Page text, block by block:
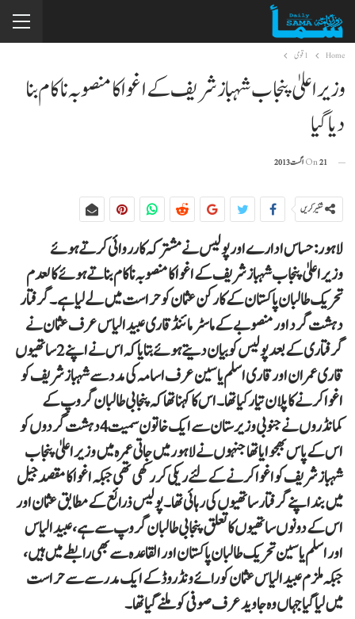
Home 1 قومی
وزیراعلیٰ پنجاب شہباز شریف کے اغوا کا منصوبہ ناکام بنا
دیا گیا
On21 اگست 2013
شئیر کریں
لاہور: حساس ادارے اور پولیس نے مشترکہ کارروائی کرتے ہوئے
وزیراعلیٰ پنجاب شہباز شریف کے اغوا کا منصوبہ ناکام بناتے ہوئے کالعدم
تحریک طالبان پاکستان کے کارکن عثمان کو حراست میں لے لیا ہے۔ گرفتار
دہشت گرد اور منصوبے کے ماسٹر مائنڈ قاری عبید الیاس عرف عثمان نے
گرفتاری کے بعد پولیس کو بیان دیتے ہوئے بتایا کہ اس نے اپنے 2 ساتھیوں
قاری عمران اور قاری اسلم یاسین عرف اسامہ کی مدد سے شہباز شریف کو
اغوا کرنے کا پلان تیار کیا تھا۔ اس کا کہنا تھا کہ پنجابی طالبان گروپ کے
کمانڈروں نے جنوبی وزیرستان سے ایک خاتون سمیت 4 دہشت گردوں کو
اس کے پاس بھجوایا تھا جنہوں نے لاہور میں جاتی عمرہ میں وزیراعلیٰ پنجاب
شہباز شریف کو اغوا کرنے کے لئے ریکی کر رکھی تھی جبکہ اغوا کا مقصد جیل
میں بند اپنے گرفتار ساتھیوں کی رہائی تھا۔ پولیس ذرائع کے مطابق عثمان اور
اس کے دونوں ساتھیوں کا تعلق پنجابی طالبان گروپ سے ہے، عبید الیاس
اور اسلم یاسین تحریک طالبان پاکستان اور القاعدہ سے بھی رابطے میں ہیں،
جبکہ ملزم عبید الیاس عثمان کو رائے ونڈ روڈ کے ایک مدرسے سے حراست
میں لیا گیا جہاں وہ جاوید عرف صوفی کو ملنے گیا تھا۔